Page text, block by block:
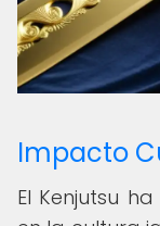
Impacto
El Kenjutsu